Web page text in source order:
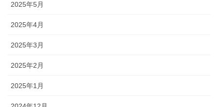
2025年5月
2025年4月
2025年3月
2025年2月
2025年1月